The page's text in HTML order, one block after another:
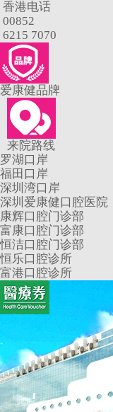
香港电话
00852
6215 7070
爱康健品牌
来院路线
罗湖口岸
福田口岸
深圳湾口岸
深圳爱康健口腔医院
康辉口腔门诊部
富康口腔门诊部
恒洁口腔门诊部
恒乐口腔诊所
富港口腔诊所